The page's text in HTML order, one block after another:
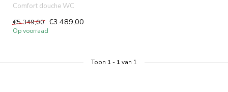
Comfort douche WC
combineert hig-tech
technologie, com...
€5.349,00 €3.489,00
Op voorraad
Toon 1 - 1 van 1